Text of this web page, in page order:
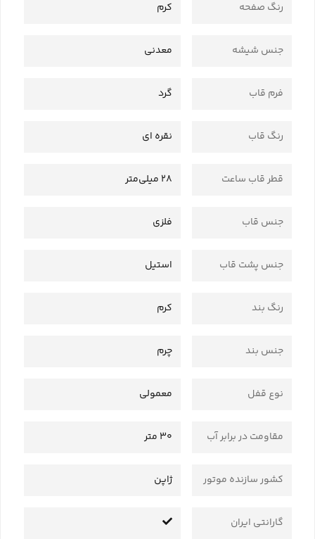
رنگ صفحه کرم
جنس شیشه معدنی
فرم قاب گرد
رنگ قاب نقره ای
قطر قاب ساعت 28 میلی‌متر
جنس قاب فلزی
جنس پشت قاب استیل
رنگ بند کرم
جنس بند چرم
نوع قفل معمولی
مقاومت در برابر آب 30 متر
کشور سازنده موتور ژاپن
گارانتی ایران